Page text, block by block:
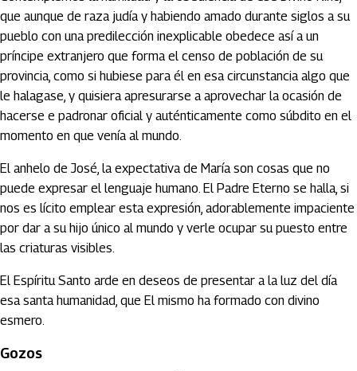
que aunque de raza judía y habiendo amado durante siglos a su
pueblo con una predilección inexplicable obedece así a un
príncipe extranjero que forma el censo de población de su
provincia, como si hubiese para él en esa circunstancia algo que
le halagase, y quisiera apresurarse a aprovechar la ocasión de
hacerse e padronar oficial y auténticamente como súbdito en el
momento en que venía al mundo.
El anhelo de José, la expectativa de María son cosas que no
puede expresar el lenguaje humano. El Padre Eterno se halla, si
nos es lícito emplear esta expresión, adorablemente impaciente
por dar a su hijo único al mundo y verle ocupar su puesto entre
las criaturas visibles.
El Espíritu Santo arde en deseos de presentar a la luz del día
esa santa humanidad, que El mismo ha formado con divino
esmero.
Gozos